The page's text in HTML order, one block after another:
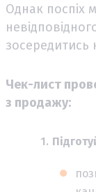
Однак поспіх
зосередитись
Чек-лист
з продажу: